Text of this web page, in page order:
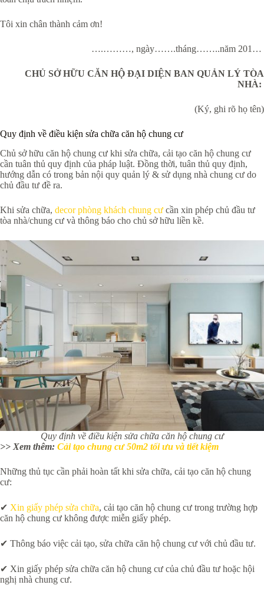
Tôi xin chân thành cảm ơn!
….………, ngày…….tháng……..năm 201…
CHỦ SỞ HỮU CĂN HỘ ĐẠI DIỆN BAN QUẢN LÝ TÒA
NHÀ:
(Ký, ghi rõ họ tên)
Quy định về điều kiện sửa chữa căn hộ chung cư
Chủ sở hữu căn hộ chung cư khi sửa chữa, cải tạo căn hộ chung cư
cần tuân thủ quy định của pháp luật. Đồng thời, tuân thủ quy định,
hướng dẫn có trong bản nội quy quản lý & sử dụng nhà chung cư do
chủ đầu tư đề ra.
Khi sửa chữa, decor phòng khách chung cư cần xin phép chủ đầu tư
tòa nhà/chung cư và thông báo cho chủ sở hữu liền kề.
Quy định về điều kiện sửa chữa căn hộ chung cư
>> Xem thêm: Cải tạo chung cư 50m2 tối ưu và tiết kiệm
Những thủ tục cần phải hoàn tất khi sửa chữa, cải tạo căn hộ chung
cư:
✔ Xin giấy phép sửa chữa, cải tạo căn hộ chung cư trong trường hợp
căn hộ chung cư không được miễn giấy phép.
✔ Thông báo việc cải tạo, sửa chữa căn hộ chung cư với chủ đầu tư.
✔ Xin giấy phép sửa chữa căn hộ chung cư của chủ đầu tư hoặc hội
nghị nhà chung cư.